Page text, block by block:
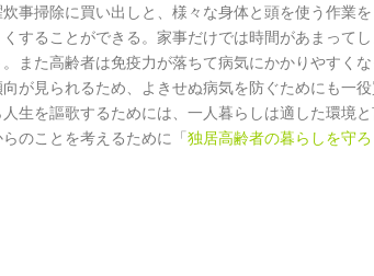
事掃除に買い出しと、様々な身体と頭を使う作業
することができる。家事だけでは時間があまって
また高齢者は免疫力が落ちて病気にかかりやすく
が見られるため、よきせぬ病気を防ぐためにも一
生を謳歌するためには、一人暮らしは適した環境
のことを考えるために「独居高齢者の暮らしを守ろ